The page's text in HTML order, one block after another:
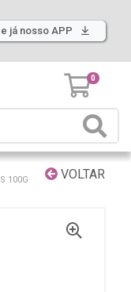
já nosso APP
0
VOLTAR
100G